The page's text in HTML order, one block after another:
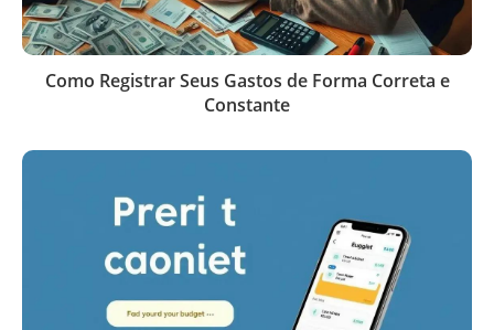
Como Registrar Seus Gastos de Forma Correta e
Constante